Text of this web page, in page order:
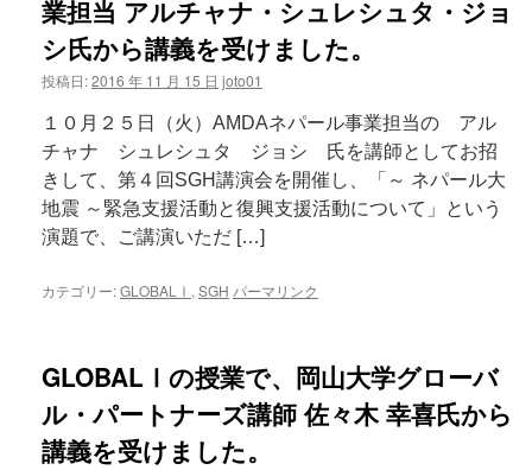
業担当 アルチャナ・シュレシュタ・ジョ
シ氏から講義を受けました。
投稿日:2016 年 11 月 15 日 joto01
１０月２５日（火）AMDAネパール事業担当の アル
チャナ シュレシュタ ジョシ 氏を講師としてお招
きして、第４回SGH講演会を開催し、「～ ネパール大
地震 ～緊急支援活動と復興支援活動について」という
演題で、ご講演いただ […]
カテゴリー:GLOBALⅠ , SGH パーマリンク
GLOBALⅠの授業で、岡山大学グローバ
ル・パートナーズ講師 佐々木 幸喜氏から
講義を受けました。